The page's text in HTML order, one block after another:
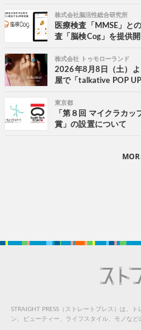
株式会社脳活性総合研究所
医療検査「MMSE」と
査「脳検Cog」を提供
株式会社 トゥモローランド
2026年8月8日（土）
屋で「talkative POP
東京都
「第８回 マイクラカ
賞」の設置について
STRAIGHT PRESS（ストレートプレス）は、
ン、ビューティー、ライフスタイル、モノなど